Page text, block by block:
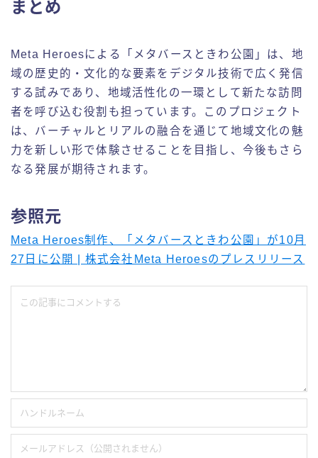
まとめ
Meta Heroesによる「メタバースときわ公園」は、地
域の歴史的・文化的な要素をデジタル技術で広く発信
する試みであり、地域活性化の一環として新たな訪問
者を呼び込む役割も担っています。このプロジェクト
は、バーチャルとリアルの融合を通じて地域文化の魅
力を新しい形で体験させることを目指し、今後もさら
なる発展が期待されます。
参照元
Meta Heroes制作、「メタバースときわ公園」が10月
27日に公開 | 株式会社Meta Heroesのプレスリリース